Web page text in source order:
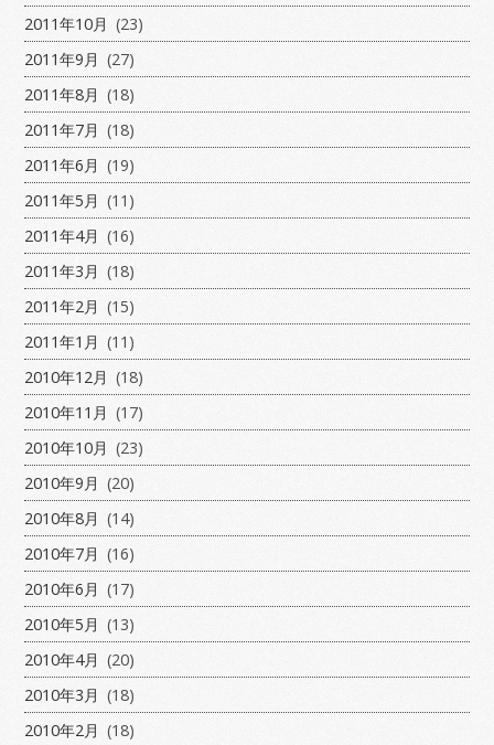
2011年10月 (23)
2011年9月 (27)
2011年8月 (18)
2011年7月 (18)
2011年6月 (19)
2011年5月 (11)
2011年4月 (16)
2011年3月 (18)
2011年2月 (15)
2011年1月 (11)
2010年12月 (18)
2010年11月 (17)
2010年10月 (23)
2010年9月 (20)
2010年8月 (14)
2010年7月 (16)
2010年6月 (17)
2010年5月 (13)
2010年4月 (20)
2010年3月 (18)
2010年2月 (18)